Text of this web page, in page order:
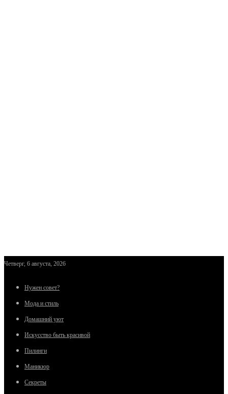
Четверг, 6 августа, 2026
Нужен совет?
Мода и стиль
Домашний уют
Искусство быть красивой
Пилинги
Маникюр
Секреты